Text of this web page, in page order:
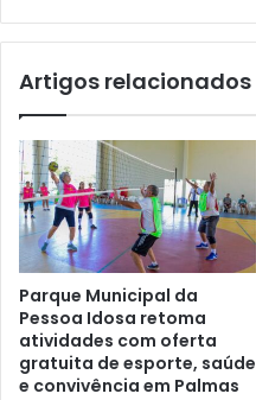
Artigos relacionados
Parque Municipal da
Pessoa Idosa retoma
atividades com oferta
gratuita de esporte, saúde
e convivência em Palmas